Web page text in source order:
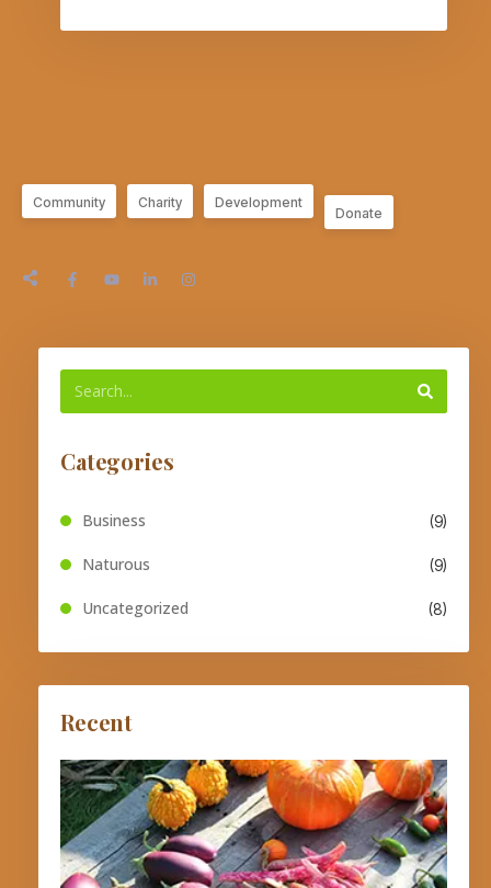
Community Charity Development
Donate
Categories
Business (9)
Naturous (9)
Uncategorized (8)
Recent